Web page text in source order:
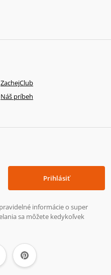
ZachejClub
Náš príbeh
Prihlásiť
informácie o super
sa môžete kedykoľvek